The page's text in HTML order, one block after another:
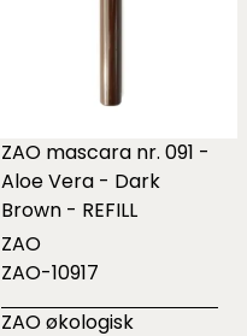
ZAO mascara nr. 091 -
Aloe Vera - Dark
Brown - REFILL
ZAO
ZAO-10917
ZAO økologisk